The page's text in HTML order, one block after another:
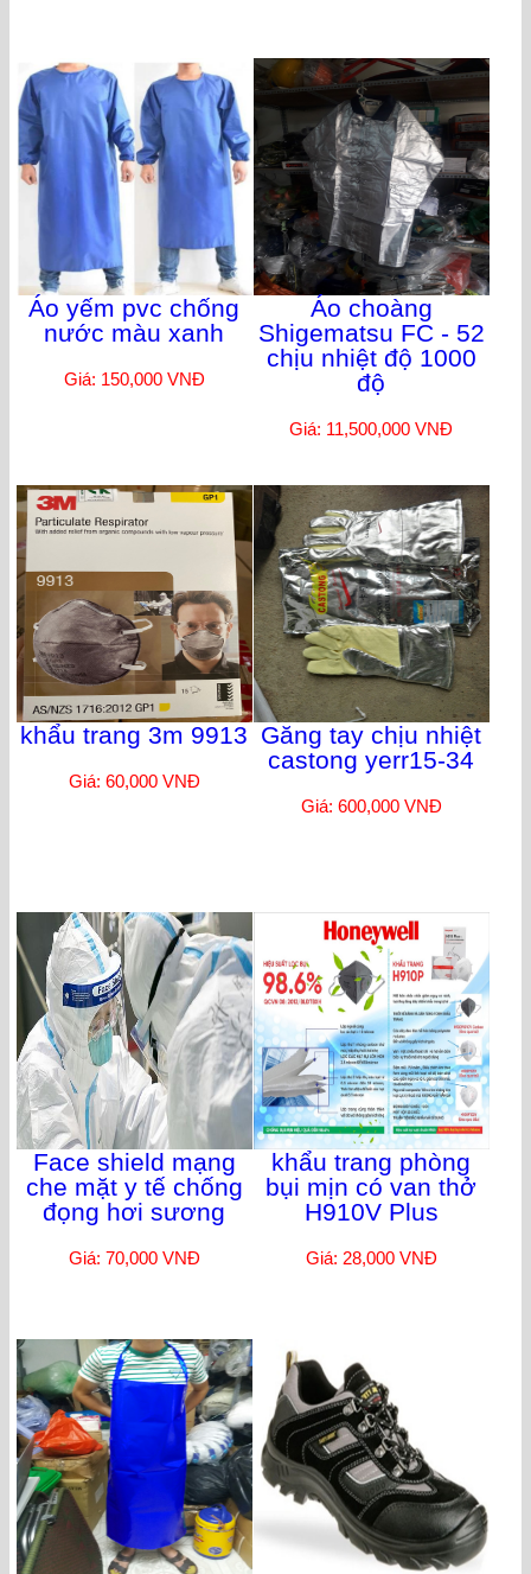
Áo yếm pvc chống
nước màu xanh
Giá: 150,000 VNĐ
Áo choàng
Shigematsu FC - 52
chịu nhiệt độ 1000
độ
Giá: 11,500,000 VNĐ
khẩu trang 3m 9913
Giá: 60,000 VNĐ
Găng tay chịu nhiệt
castong yerr15-34
Giá: 600,000 VNĐ
Face shield mạng
che mặt y tế chống
đọng hơi sương
Giá: 70,000 VNĐ
khẩu trang phòng
bụi mịn có van thở
H910V Plus
Giá: 28,000 VNĐ